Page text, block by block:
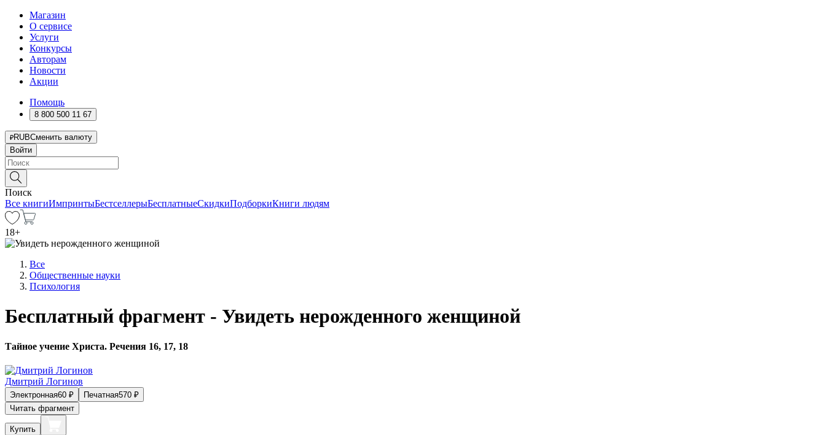
Магазин
О сервисе
Услуги
Конкурсы
Авторам
Новости
Акции
Помощь
8 800 500 11 67
RUBСменить валюту
Войти
Поиск
Все книгиИмпринтыБестселлерыБесплатныеСкидкиПодборкиКниги людям
18+
Все
Общественные науки
Психология
Бесплатный фрагмент - Увидеть нерожденного женщиной
Тайное учение Христа. Речения 16, 17, 18
Дмитрий Логинов
Электронная60 ₽ Печатная570 ₽
Читать фрагмент
Купить